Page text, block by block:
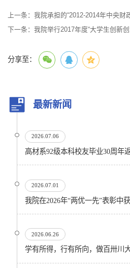
上一条： 我院承担的“2012-2014年中央财政专项”项目
下一条： 我院举行2017年度“大学生创新创业训练计
分享至：
最新新闻
2026.07.06
高材系92级本科校友毕业30周年
2026.07.01
我院在2026年“两优一先”表彰中
2026.06.26